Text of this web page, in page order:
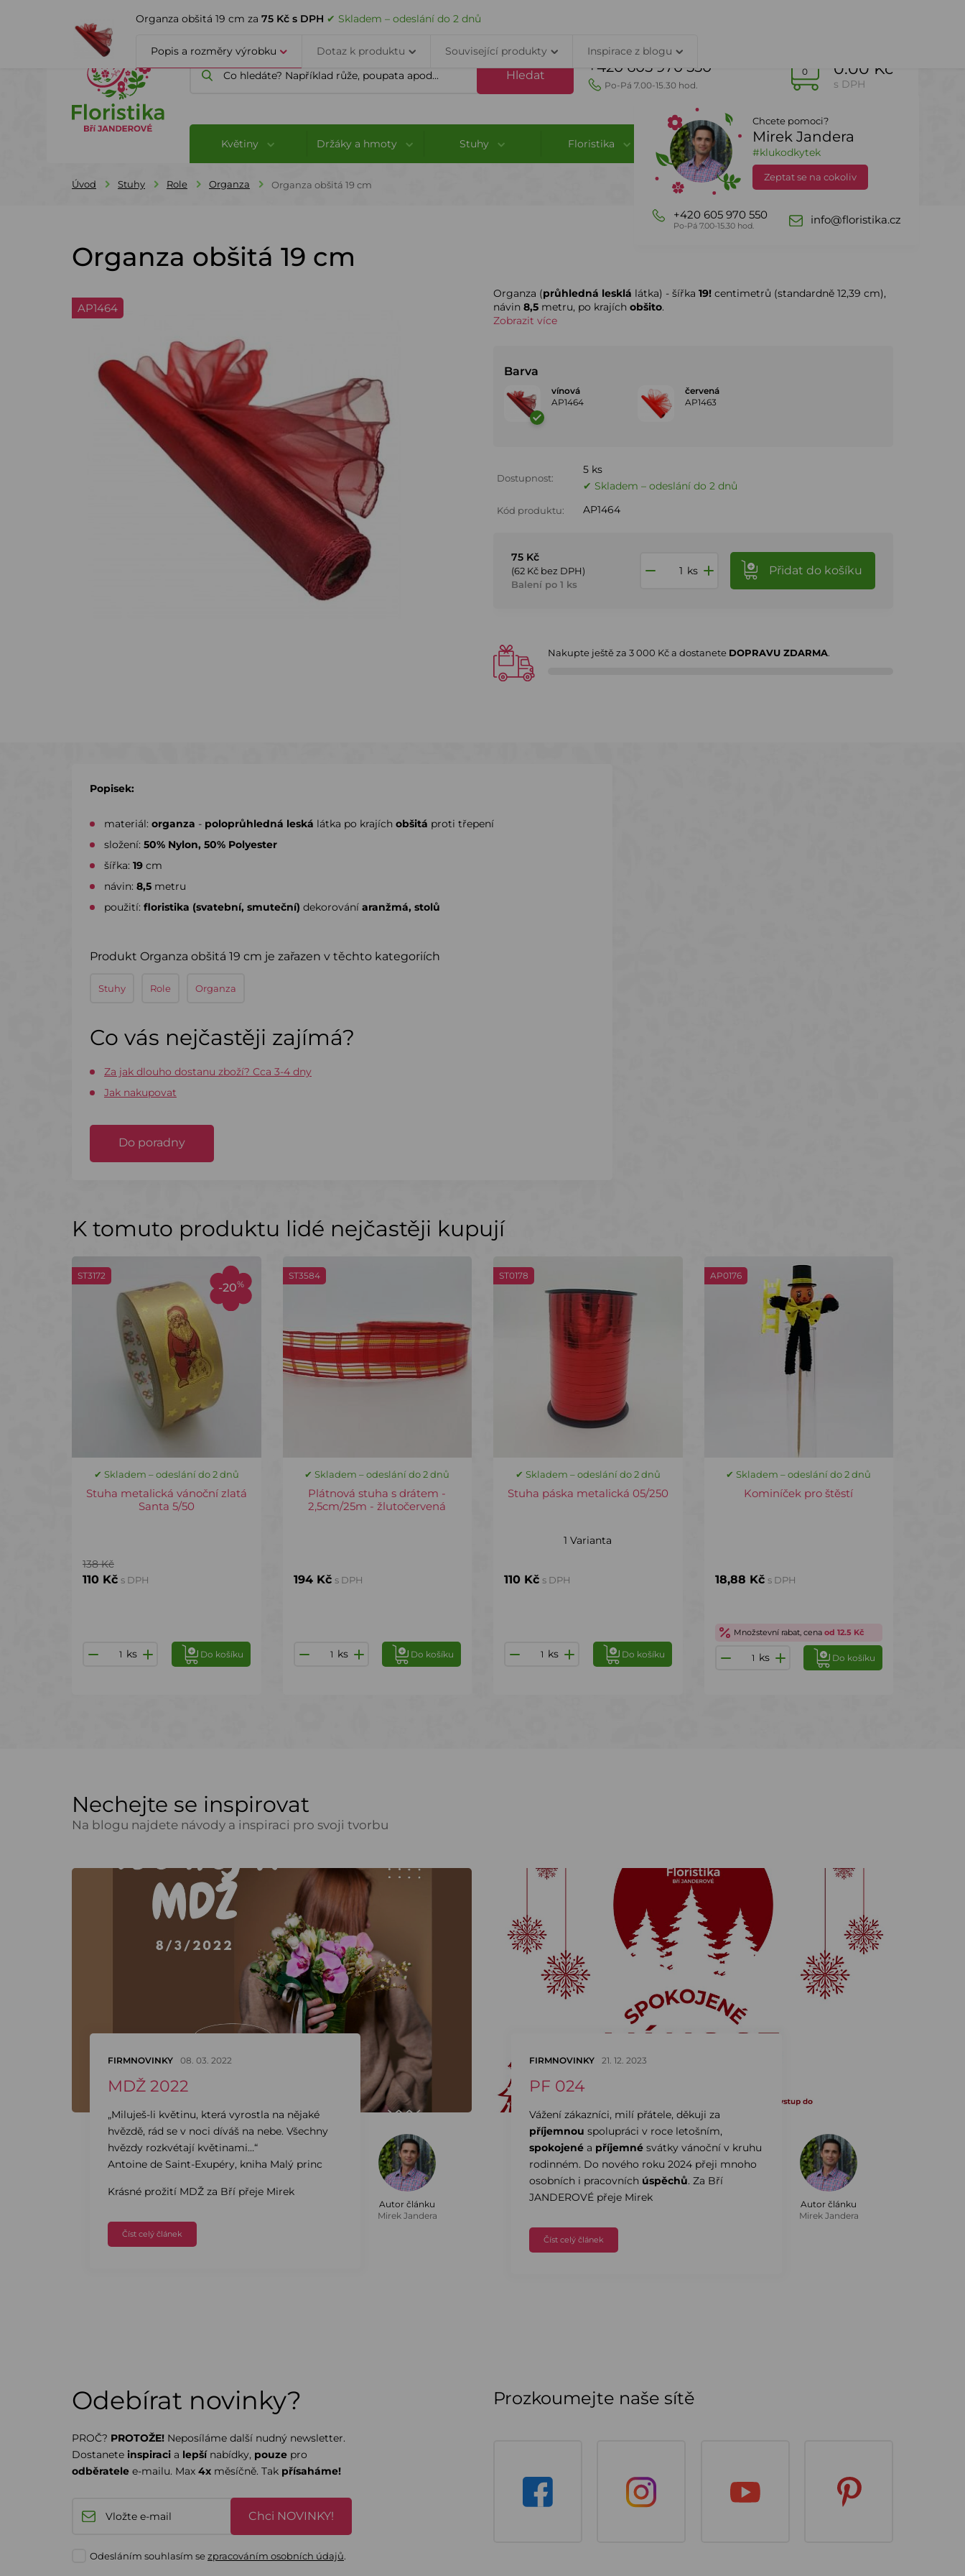
ÚVOD O FIRMĚ BLOG VELKOOBCHOD DOPRAVA A PLATBA
Hledat +420 605 970 550
Po-Pá 7.00-15.30 hod.
0 0.00 Kč
s DPH
Květiny Držáky a hmoty Stuhy Floristika Dle sezony DealZone
Úvod Stuhy Role Organza Organza obšitá 19 cm
Organza obšitá 19 cm
AP1464
Organza (průhledná lesklá látka) - šířka 19! centimetrů (standardně 12,39 cm),
návin 8,5 metru, po krajích obšito.
Zobrazit více
Barva
vínová
AP1464
červená
AP1463
Dostupnost:
5 ks
✔ Skladem – odeslání do 2 dnů
Kód produktu: AP1464
75 Kč
(62 Kč bez DPH)
Balení po 1 ks
ks Přidat do košíku
Nakupte ještě za 3 000 Kča dostanete DOPRAVU ZDARMA.
Organza obšitá 19 cm za 75 Kč s DPH ✔ Skladem – odeslání do 2 dnů
Popis a rozměry výrobku Dotaz k produktu Související produkty Inspirace z blogu
Popisek:
materiál: organza - poloprůhledná leská látka po krajích obšitá proti třepení
složení: 50% Nylon, 50% Polyester
šířka: 19 cm
návin: 8,5 metru
použití: floristika (svatební, smuteční) dekorování aranžmá, stolů
Produkt Organza obšitá 19 cm je zařazen v těchto kategoriích
Stuhy Role Organza
Co vás nejčastěji zajímá?
Za jak dlouho dostanu zboží? Cca 3-4 dny
Jak nakupovat
Do poradny
Chcete pomoci?
Mirek Jandera
#klukodkytek
Zeptat se na cokoliv
+420 605 970 550
Po-Pá 7.00-15.30 hod. info@floristika.cz
K tomuto produktu lidé nejčastěji kupují
-20%
ST3172
✔ Skladem – odeslání do 2 dnů
Stuha metalická vánoční zlatá
Santa 5/50
138 Kč
110 Kč s DPH
ks Do košíku
ST3584
✔ Skladem – odeslání do 2 dnů
Plátnová stuha s drátem -
2,5cm/25m - žlutočervená
194 Kč s DPH
ks Do košíku
ST0178
✔ Skladem – odeslání do 2 dnů
Stuha páska metalická 05/250
1 Varianta
110 Kč s DPH
ks Do košíku
AP0176
✔ Skladem – odeslání do 2 dnů
Kominíček pro štěstí
18,88 Kč s DPH
Množstevní rabat, cena od 12.5 Kč
ks Do košíku
Nechejte se inspirovat
Na blogu najdete návody a inspiraci pro svoji tvorbu
FIRMNOVINKY 08. 03. 2022
MDŽ 2022
„Miluješ-li květinu, která vyrostla na nějaké
hvězdě, rád se v noci díváš na nebe. Všechny
hvězdy rozkvétají květinami…“
Antoine de Saint-Exupéry, kniha Malý princ
Krásné prožití MDŽ za Bří přeje Mirek
Číst celý článek
Autor článku
Mirek Jandera
FIRMNOVINKY 21. 12. 2023
PF 024
Vážení zákazníci, milí přátele, děkuji za
příjemnou spolupráci v roce letošním,
spokojené a příjemné svátky vánoční v kruhu
rodinném. Do nového roku 2024 přeji mnoho
osobních i pracovních úspěchů. Za Bří
JANDEROVÉ přeje Mirek
Číst celý článek
Autor článku
Mirek Jandera
Odebírat novinky?
PROČ? PROTOŽE! Neposíláme další nudný newsletter.
Dostanete inspiraci a lepšínabídky, pouze pro
odběratele e-mailu. Max 4x měsíčně. Tak přísaháme!
Chci NOVINKY!
Odesláním souhlasím sezpracováním osobních údajů.
Prozkoumejte naše sítě